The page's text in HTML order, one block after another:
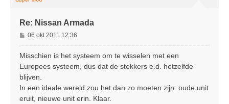
Re: Nissan Armada
B
e
r
c
h
06 okt 2011 12:36
Misschien is het systeem om te wisselen met een
Europees systeem, dus dat de stekkers e.d. hetzelfde
blijven.
In een ideale wereld zou het dan zo moeten zijn: oude unit
eruit, nieuwe unit erin. Klaar.